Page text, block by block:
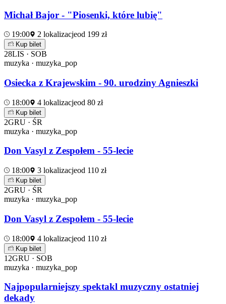
Michał Bajor - "Piosenki, które lubię"
19:00 2 lokalizacjeod 199 zł
Kup bilet
28LIS · SOB
muzyka · muzyka_pop
Osiecka z Krajewskim - 90. urodziny Agnieszki
18:00 4 lokalizacjeod 80 zł
Kup bilet
2GRU · ŚR
muzyka · muzyka_pop
Don Vasyl z Zespołem - 55-lecie
18:00 3 lokalizacjeod 110 zł
Kup bilet
2GRU · ŚR
muzyka · muzyka_pop
Don Vasyl z Zespołem - 55-lecie
18:00 4 lokalizacjeod 110 zł
Kup bilet
12GRU · SOB
muzyka · muzyka_pop
Najpopularniejszy spektakl muzyczny ostatniej
dekady